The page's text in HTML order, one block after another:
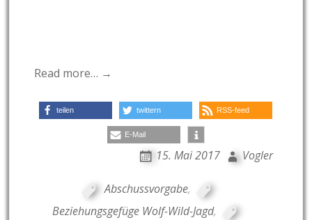
Read more… →
teilen twittern RSS-feed
E-Mail
15. Mai 2017 Vogler
Abschussvorgabe,
Beziehungsgefüge Wolf-Wild-Jagd,